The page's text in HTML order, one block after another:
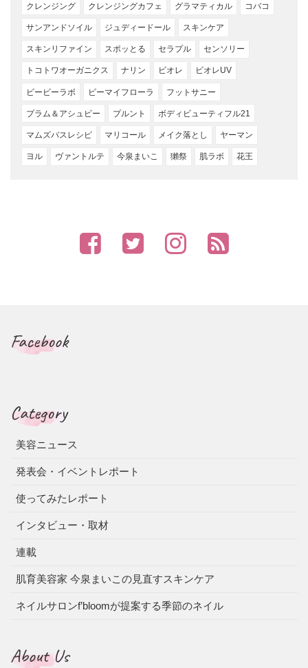
クレンジング クレンジングカフェ グラマティカル コバコ
サンアンドソイル ジュディードール スキンケア
スキンリファイン スポッとる セラプル センソリー
トコトワオーガニクス ナリン ビオレ ビオレUV
ビービーラボ ビーマイフローラ フットサニー
プラム＆アシュビー プルント ボディビューティフル21
マムズバスレシピ マリコール メイク落とし ヤーマン
ヨル ヴァントルテ 今泉まいこ 獺祭 肌ラボ 花王
Facebook
Category
美容ニュース
発表会・イベントレポート
使ってみたレポート
インタビュー・取材
連載
肌育美容家 今泉まいこの見直すスキンケア
ネイルサロンf’bloomが提案する季節のネイル
About Us